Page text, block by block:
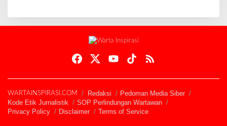
WARTAINSPIRASI.COM Redaksi
Pedoman Media Siber
Kode Etik Jurnalistik
SOP Perlindungan Wartawan
Privacy Policy
Disclaimer Terms of Service